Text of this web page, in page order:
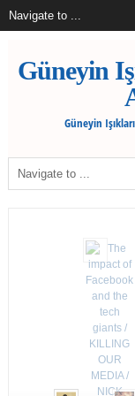
Güneyin
Güneyin